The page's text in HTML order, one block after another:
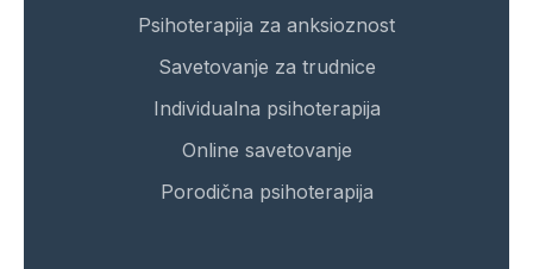
Psihoterapija za anksioznost
Savetovanje za trudnice
Individualna psihoterapija
Online savetovanje
Porodična psihoterapija